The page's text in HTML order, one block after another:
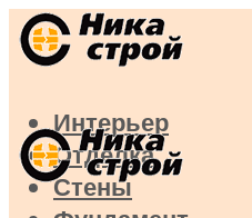
Интерьер
Отделка
Стены